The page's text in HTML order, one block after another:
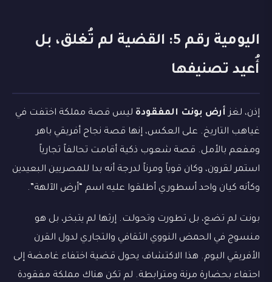
اليومية رقم 5: القضية لم تُغلق، بل
أُعيد تصنيفها
إذن، لغز أرض بونت المفقودة ليس قصة مملكة اختفت في
غياهب التاريخ. على العكس، إنها قصة نجاح أفريقي باهر
ومفعم بالأمل. قصة شعوب ذكية أقامت تحالفاً تجارياً
استمر لقرون، وكان قوياً ومرناً لدرجة أنه بدا للمصريين البعيدين
وكأنه كيان واحد أسطوري أطلقوا عليه اسم “أرض الآلهة”.
بونت لم تضع، بل تطورت وتحولت. إرثها لم يتبخر، بل هو
منسوج في الحمض النووي الثقافي والتجاري لدول القرن
الأفريقي اليوم. هذا الاكتشاف يحول قضية اختفاء غامضة إلى
احتفاء بحضارة مرنة ومترابطة. لم تكن هناك مملكة مفقودة